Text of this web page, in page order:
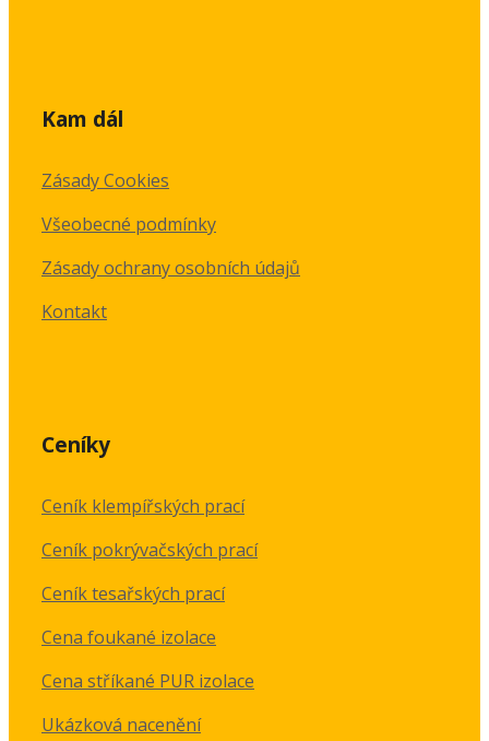
Kam dál
Zásady Cookies
Všeobecné podmínky
Zásady ochrany osobních údajů
Kontakt
Ceníky
Ceník klempířských prací
Ceník pokrývačských prací
Ceník tesařských prací
Cena foukané izolace
Cena stříkané PUR izolace
Ukázková nacenění